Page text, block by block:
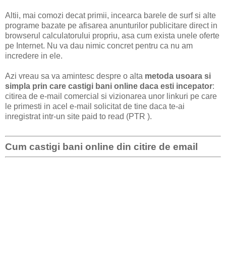
Altii, mai comozi decat primii, incearca barele de surf si alte
programe bazate pe afisarea anunturilor publicitare direct in
browserul calculatorului propriu, asa cum exista unele oferte
pe Internet. Nu va dau nimic concret pentru ca nu am
incredere in ele.
Azi vreau sa va amintesc despre o alta metoda usoara si
simpla prin care castigi bani online daca esti incepator:
citirea de e-mail comercial si vizionarea unor linkuri pe care
le primesti in acel e-mail solicitat de tine daca te-ai
inregistrat intr-un site paid to read (PTR ).
Cum castigi bani online din citire de email